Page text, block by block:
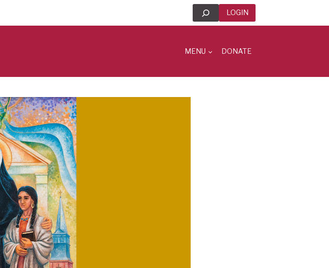
Search LOGIN
MENU DONATE